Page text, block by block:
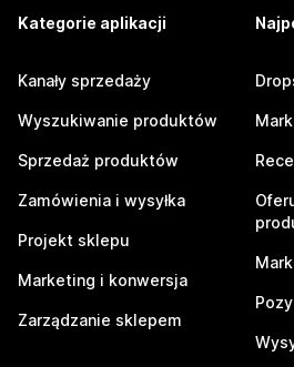
Kategorie aplikacji
Kanały sprzedaży
Wyszukiwanie produktów
Sprzedaż produktów
Zamówienia i wysyłka
Projekt sklepu
Marketing i konwersja
Zarządzanie sklepem